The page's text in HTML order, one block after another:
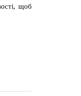
щоб